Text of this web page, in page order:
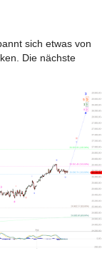
sich etwas von
Die nächste